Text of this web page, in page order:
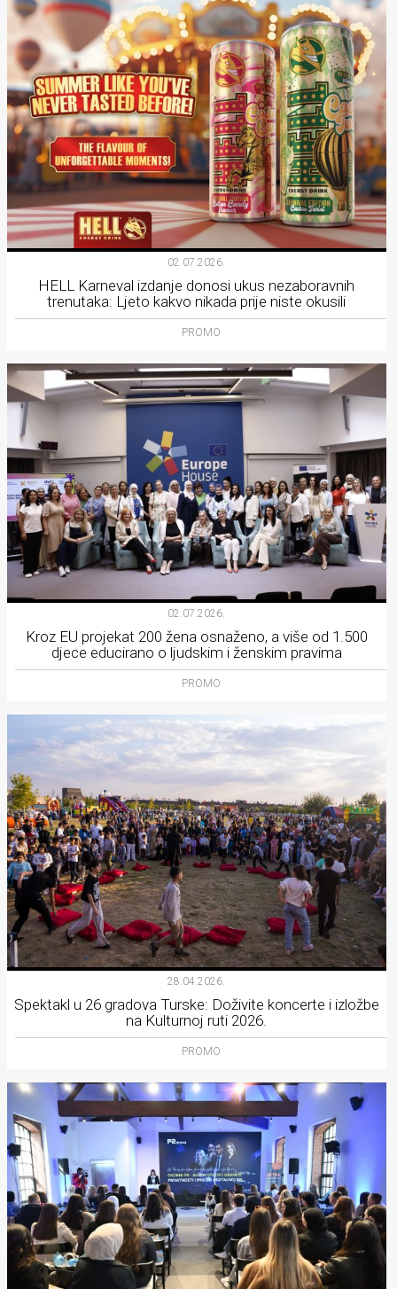
02.07.2026.
HELL Karneval izdanje donosi ukus nezaboravnih
trenutaka: Ljeto kakvo nikada prije niste okusili
PROMO
02.07.2026.
Kroz EU projekat 200 žena osnaženo, a više od 1.500
djece educirano o ljudskim i ženskim pravima
PROMO
28.04.2026.
Spektakl u 26 gradova Turske: Doživite koncerte i izložbe
na Kulturnoj ruti 2026.
PROMO